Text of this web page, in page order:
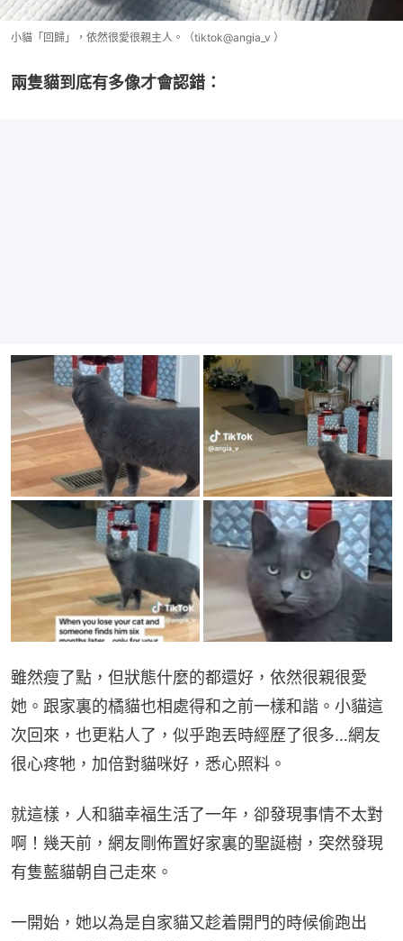
小貓「回歸」，依然很愛很親主人。（tiktok@angia_v ）
兩隻貓到底有多像才會認錯：
雖然瘦了點，但狀態什麼的都還好，依然很親很愛
她。跟家裏的橘貓也相處得和之前一樣和諧。小貓這
次回來，也更粘人了，似乎跑丟時經歷了很多…網友
很心疼牠，加倍對貓咪好，悉心照料。
就這樣，人和貓幸福生活了一年，卻發現事情不太對
啊！幾天前，網友剛佈置好家裏的聖誕樹，突然發現
有隻藍貓朝自己走來。
一開始，她以為是自家貓又趁着開門的時候偷跑出